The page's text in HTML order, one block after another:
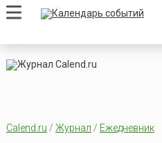
Calend.ru / Журнал / Ежедневник